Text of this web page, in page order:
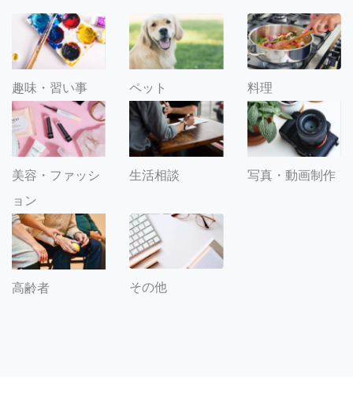
趣味・習い事 ペット 料理
美容・ファッシ
ョン
生活相談 写真・動画制作
高齢者 その他